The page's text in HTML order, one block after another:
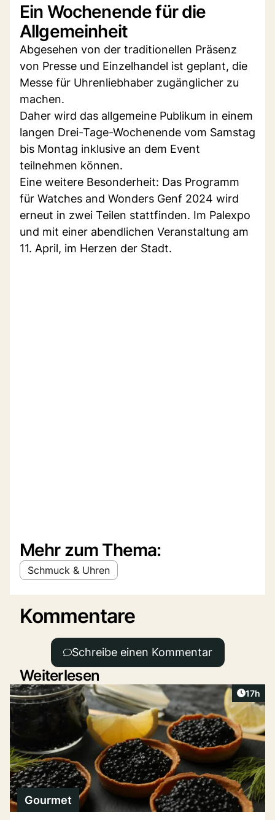
Ein Wochenende für die
Allgemeinheit
Abgesehen von der traditionellen Präsenz
von Presse und Einzelhandel ist geplant, die
Messe für Uhrenliebhaber zugänglicher zu
machen.
Daher wird das allgemeine Publikum in einem
langen Drei-Tage-Wochenende vom Samstag
bis Montag inklusive an dem Event
teilnehmen können.
Eine weitere Besonderheit: Das Programm
für Watches and Wonders Genf 2024 wird
erneut in zwei Teilen stattfinden. Im Palexpo
und mit einer abendlichen Veranstaltung am
11. April, im Herzen der Stadt.
Mehr zum Thema:
Schmuck & Uhren
Kommentare
Schreibe einen Kommentar
Weiterlesen
Artikel
17h
Gourmet